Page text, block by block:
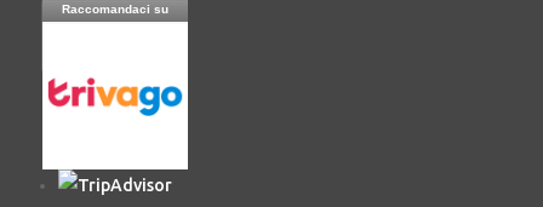
Raccomandaci su